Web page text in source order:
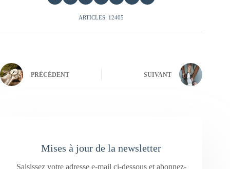
ARTICLES: 12405
PRÉCÉDENT SUIVANT
Mises à jour de la newsletter
Saisissez votre adresse e-mail ci-dessous et abonnez-